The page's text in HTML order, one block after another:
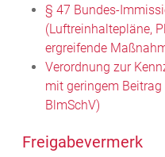
§ 47 Bundes-
(Luftreinhaltepläne,
ergreifende
Verordnung zur
mit geringem
BlmSchV)
Freigabevermerk